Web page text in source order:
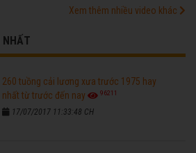
Xem thêm nhiều video khác
NHẤT
260 tuồng cải lương xưa trước 1975 hay
nhất từ trước đến nay
96211
17/07/2017 11:33:48 CH